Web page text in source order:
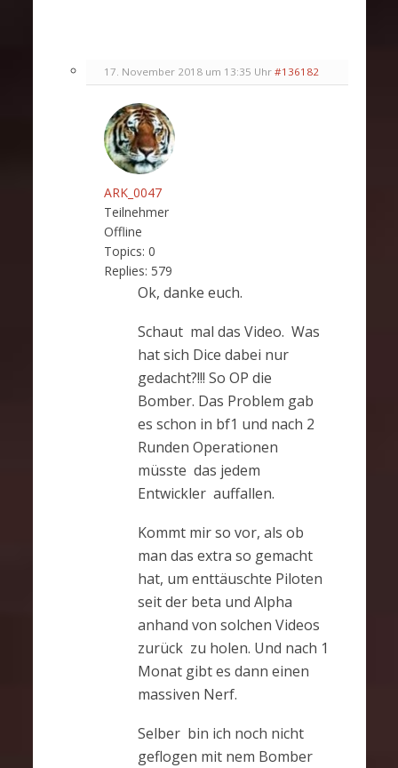
17. November 2018 um 13:35 Uhr #136182
ARK_0047
Teilnehmer
Offline
Topics: 0
Replies: 579
Ok, danke euch.
Schaut mal das Video. Was
hat sich Dice dabei nur
gedacht?!!! So OP die
Bomber. Das Problem gab
es schon in bf1 und nach 2
Runden Operationen
müsste das jedem
Entwickler auffallen.
Kommt mir so vor, als ob
man das extra so gemacht
hat, um enttäuschte Piloten
seit der beta und Alpha
anhand von solchen Videos
zurück zu holen. Und nach 1
Monat gibt es dann einen
massiven Nerf.
Selber bin ich noch nicht
geflogen mit nem Bomber